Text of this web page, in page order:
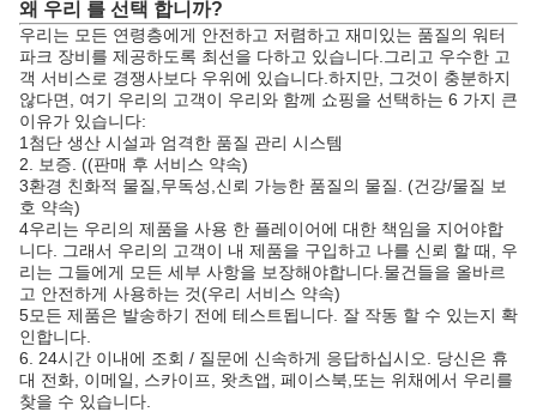
왜 우리 를 선택 합니까?
우리는 모든 연령층에게 안전하고 저렴하고 재미있는 품질의 워터
파크 장비를 제공하도록 최선을 다하고 있습니다.그리고 우수한 고
객 서비스로 경쟁사보다 우위에 있습니다.하지만, 그것이 충분하지
않다면, 여기 우리의 고객이 우리와 함께 쇼핑을 선택하는 6 가지 큰
이유가 있습니다:
1첨단 생산 시설과 엄격한 품질 관리 시스템
2. 보증. ((판매 후 서비스 약속)
3환경 친화적 물질,무독성,신뢰 가능한 품질의 물질. (건강/물질 보
호 약속)
4우리는 우리의 제품을 사용 한 플레이어에 대한 책임을 지어야합
니다. 그래서 우리의 고객이 내 제품을 구입하고 나를 신뢰 할 때, 우
리는 그들에게 모든 세부 사항을 보장해야합니다.물건들을 올바르
고 안전하게 사용하는 것(우리 서비스 약속)
5모든 제품은 발송하기 전에 테스트됩니다. 잘 작동 할 수 있는지 확
인합니다.
6. 24시간 이내에 조회 / 질문에 신속하게 응답하십시오. 당신은 휴
대 전화, 이메일, 스카이프, 왓츠앱, 페이스북,또는 위채에서 우리를
찾을 수 있습니다.